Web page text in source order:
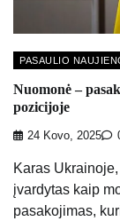
PASAULIO
Nuomonė –
pozicijoje
24 Kovo, 2025
Karas
įvardytas kaip
pasakojimas,